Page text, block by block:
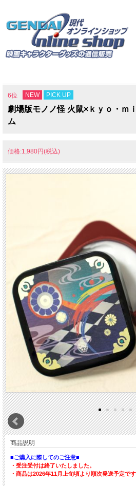
6位 NEW PICK UP
劇場版モノノ怪 火鼠×ｋｙｏ・
ム
価格:1,980円(税込)
商品説明
■ご購入に際してのご注意■
・ 受注受付は終了いたしました。
・商品は2026年11月上旬頃より順次発送予定です